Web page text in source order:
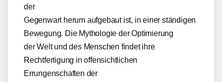
der
Gegenwart herum aufgebaut ist, in einer ständigen
Bewegung. Die Mythologie der Optimierung
der Welt und des Menschen findet ihre
Rechtfertigung in offensichtlichen
Errungenschaften der